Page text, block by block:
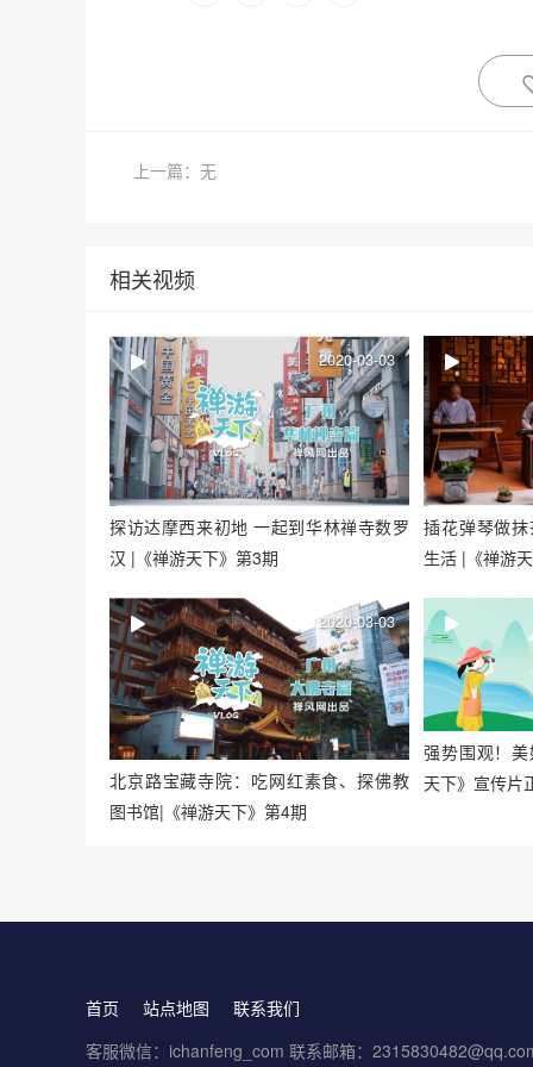
上一篇：无
相关视频
探访达摩西来初地 一起到华林禅寺数罗
汉 |《禅游天下》第3期
2020-03-03
插花弹琴做
生活 |《禅游
北京路宝藏寺院：吃网红素食、探佛教
图书馆|《禅游天下》第4期
2020-03-03
强势围观！
天下》宣传片
首页 站点地图
联系我们
客服微信：ichanfeng_com 联系邮箱：